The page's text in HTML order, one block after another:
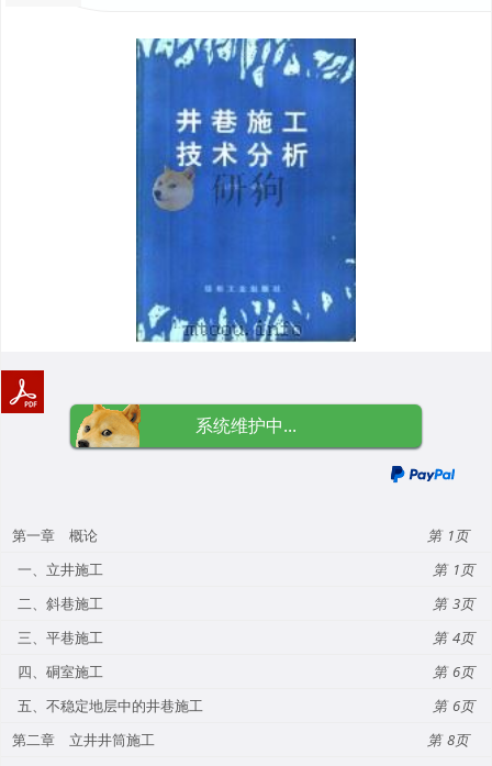
系统维护中...
第一章 概论
1
一、立井施工
1
二、斜巷施工
3
三、平巷施工
4
四、硐室施工
6
五、不稳定地层中的井巷施工
6
第二章 立井井筒施工
8